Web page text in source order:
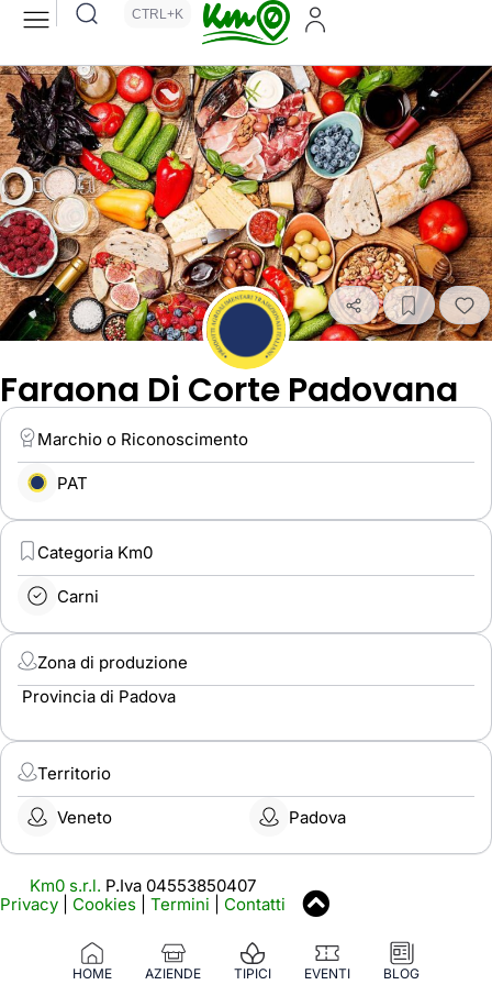
CTRL+K
HOME AZIENDE TIPICI EVENTI BLOG
Faraona Di Corte Padovana
Marchio o Riconoscimento
PAT
Categoria Km0
Carni
Zona di produzione
Provincia di Padova
Territorio
Veneto Padova
Km0 s.r.l. P.Iva 04553850407
Privacy
Cookies Termini Contatti